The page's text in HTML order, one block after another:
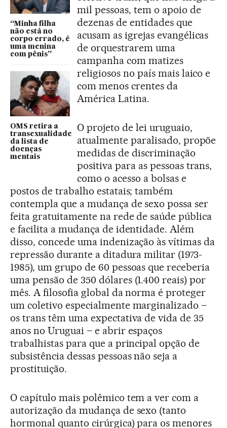
“Minha filha
não está no
corpo errado, é
uma menina
com pênis”
OMS retira a
transexualidade
da lista de
doenças
mentais
mil pessoas, tem o apoio de
dezenas de entidades que
acusam as igrejas evangélicas
de orquestrarem uma
campanha com matizes
religiosos no país mais laico e
com menos crentes da
América Latina.
O projeto de lei uruguaio,
atualmente paralisado, propõe
medidas de discriminação
positiva para as pessoas trans,
como o acesso a bolsas e
postos de trabalho estatais; também
contempla que a mudança de sexo possa ser
feita gratuitamente na rede de saúde pública
e facilita a mudança de identidade. Além
disso, concede uma indenização às vítimas da
repressão durante a ditadura militar (1973-
1985), um grupo de 60 pessoas que receberia
uma pensão de 350 dólares (1.400 reais) por
mês. A filosofia global da norma é proteger
um coletivo especialmente marginalizado –
os trans têm uma expectativa de vida de 35
anos no Uruguai – e abrir espaços
trabalhistas para que a principal opção de
subsistência dessas pessoas não seja a
prostituição.
O capítulo mais polêmico tem a ver com a
autorização da mudança de sexo (tanto
hormonal quanto cirúrgica) para os menores